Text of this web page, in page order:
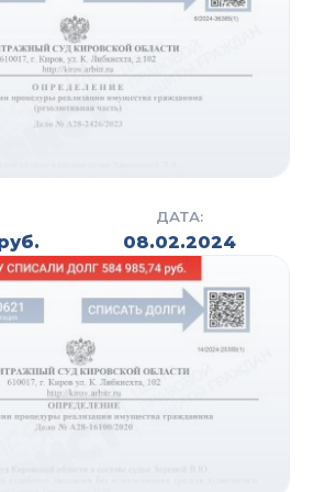
Также подготавливаются все
для подачи иска. Этим
специалисты компании (на
занимает от 7 до 10
но в связи с
среднем от 1 до 3 месяцев).
все справки и выписки,
и депозиты суда,
заявление.
это регистрация искового
Арбитражного суда. Суд
ли иск регламенту,
всех необходимых
все хорошо) назначает дату
ДАТА:
08.02.2024